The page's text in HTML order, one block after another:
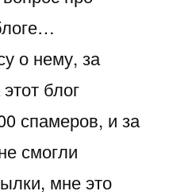
о нему, за
блог
спамеров, и за
смогли
мне это